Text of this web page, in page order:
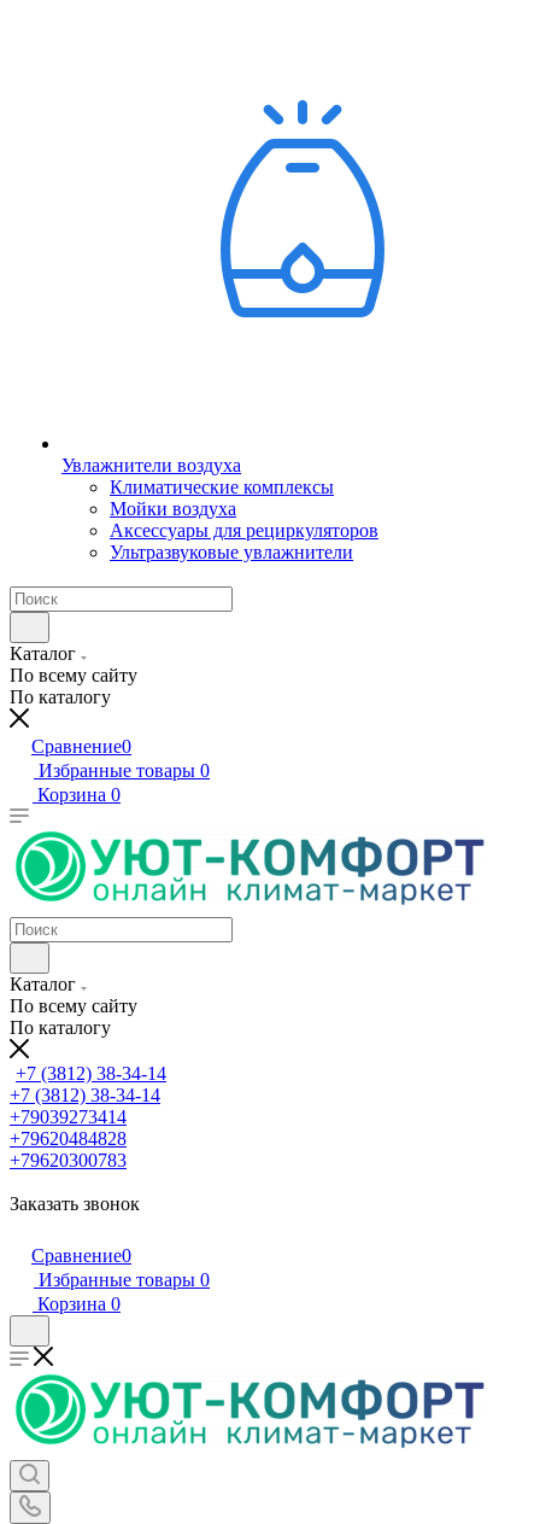
Увлажнители воздуха
Климатические комплексы
Мойки воздуха
Аксессуары для рециркуляторов
Ультразвуковые увлажнители
Каталог
По всему сайту
По каталогу
Сравнение0
Избранные товары 0
Корзина 0
Каталог
По всему сайту
По каталогу
+7 (3812) 38-34-14
+7 (3812) 38-34-14
+79039273414
+79620484828
+79620300783
Заказать звонок
Сравнение0
Избранные товары 0
Корзина 0